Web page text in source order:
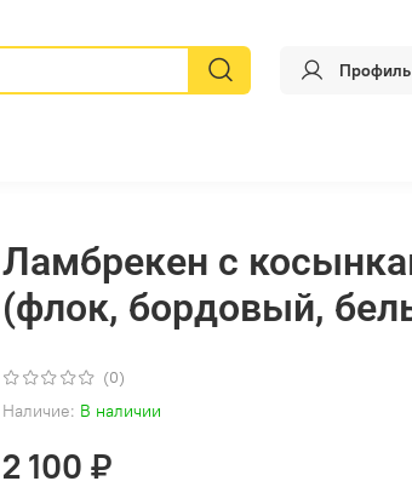
Профиль
(0)
Наличие: В наличии
Ламбрекен с
(флок, бордовый,
2 100 ₽